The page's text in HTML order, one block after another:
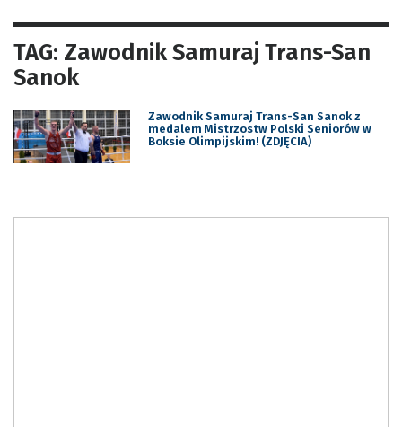
TAG: Zawodnik Samuraj Trans-San
Sanok
Zawodnik Samuraj Trans-San Sanok z
medalem Mistrzostw Polski Seniorów w
Boksie Olimpijskim! (ZDJĘCIA)